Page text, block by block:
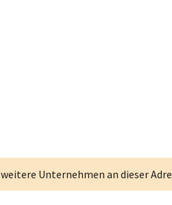
weitere Unternehmen an dieser